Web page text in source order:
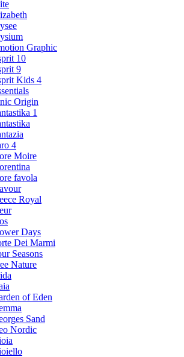
Graphic
10
9
Kids 4
Origin
1
4
Moire
favola
Royal
Days
Dei Marmi
Seasons
Nature
of Eden
Sand
Nordic